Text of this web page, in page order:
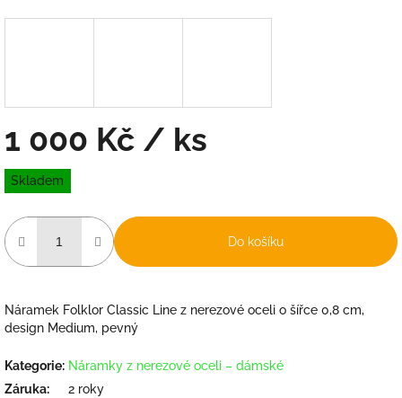
1 000 Kč / ks
Měrná
cena:
Skladem
Do košíku
Náramek Folklor Classic Line z nerezové oceli o šířce 0,8 cm,
design Medium, pevný
Kategorie: Náramky z nerezové oceli – dámské
Záruka: 2 roky